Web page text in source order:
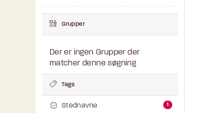
Grupper
Der er ingen Grupper der
matcher denne søgning
Tags
Stednavne 1